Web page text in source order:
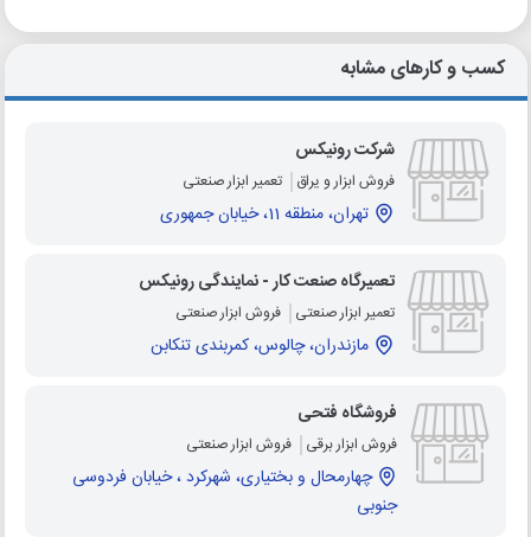
کسب و کارهای مشابه
شرکت رونیکس
فروش ابزار و یراق تعمیر ابزار صنعتی
تهران، منطقه 11، خیابان جمهوری
تعمیرگاه صنعت کار - نمایندگی رونیکس
تعمیر ابزار صنعتی فروش ابزار صنعتی
مازندران، چالوس، کمربندی تنکابن
فروشگاه فتحی
فروش ابزار برقی فروش ابزار صنعتی
چهارمحال و بختیاری، شهرکرد ، خیابان فردوسی
جنوبی